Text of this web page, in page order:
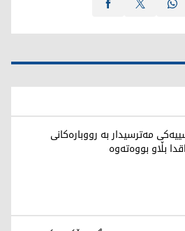
مەترسیدار بە رووبارەکانی
بڵاو بووەتەوە